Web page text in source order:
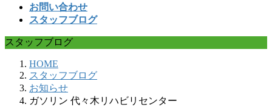
ッ
プ
移
動
お問い合わせ
スタッフブログ
スタッフブログ
HOME
スタッフブログ
お知らせ
ガソリン 代々木リハビリセンター